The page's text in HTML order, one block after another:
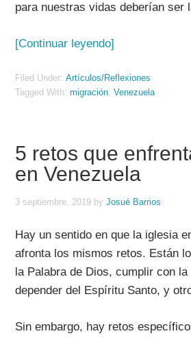
para nuestras vidas deberían ser
[Continuar leyendo]
Filed Under:Artículos/Reflexiones
Tagged With:migración,Venezuela
5 retos que
en Venezuela
3 septiembre, 2019 byJosué Barrios
Hay un sentido en que la iglesia
afronta los mismos retos. Están
la Palabra de Dios, cumplir con
depender del Espíritu Santo, y
Sin embargo, hay retos